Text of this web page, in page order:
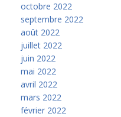
octobre 2022
septembre 2022
août 2022
juillet 2022
juin 2022
mai 2022
avril 2022
mars 2022
février 2022